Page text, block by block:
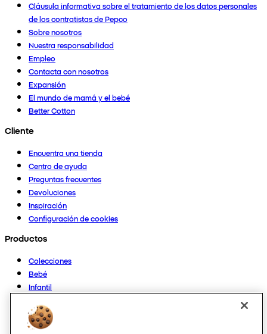
Cláusula informativa sobre el tratamiento de los datos personales
de los contratistas de Pepco
Sobre nosotros
Nuestra responsabilidad
Empleo
Contacta con nosotros
Expansión
El mundo de mamá y el bebé
Better Cotton
Cliente
Encuentra una tienda
Centro de ayuda
Preguntas frecuentes
Devoluciones
Inspiración
Configuración de cookies
Productos
Colecciones
Bebé
Infantil
Mujer
Hombre